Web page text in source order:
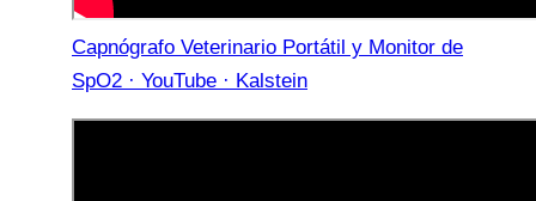
Capnógrafo Veterinario Portátil y Monitor de
SpO2 · YouTube · Kalstein